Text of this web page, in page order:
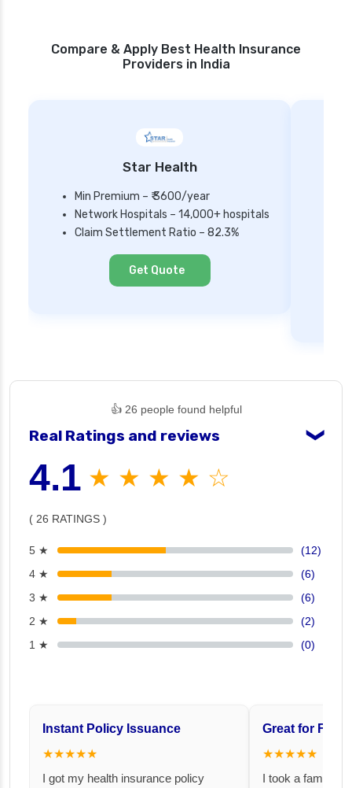
Compare & Apply Best Health Insurance
Providers in India
Star Health
Min Premium – ₹ 3600/year
Network Hospitals – 14,000+ hospitals
Claim Settlement Ratio – 82.3%
Get Quote
👍 26 people found helpful
Real Ratings and reviews ❯
4.1 ★ ★ ★ ★ ☆
( 26 RATINGS )
5 ★
(12)
4 ★
(6)
3 ★
(6)
2 ★
(2)
1 ★
(0)
Instant Policy Issuance
★★★★★
I got my health insurance policy
Great for
★★★★★
I took a family